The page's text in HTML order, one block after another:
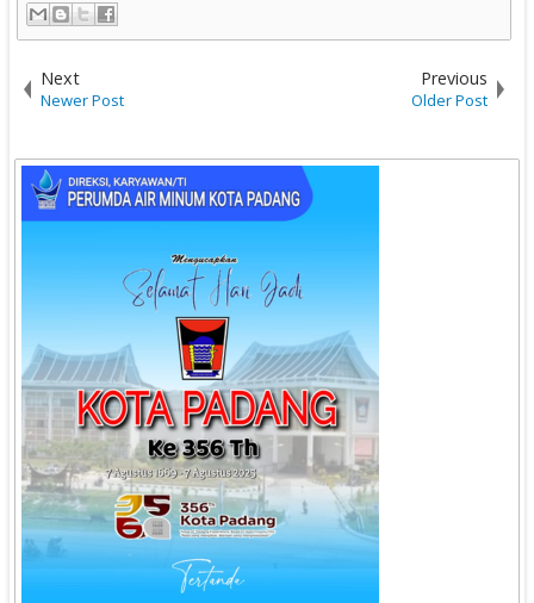
Next
Newer Post
Previous
Older Post